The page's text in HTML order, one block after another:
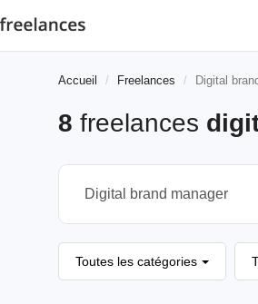
Accueil Freelances Digital
8 freelances
Toutes les catégories